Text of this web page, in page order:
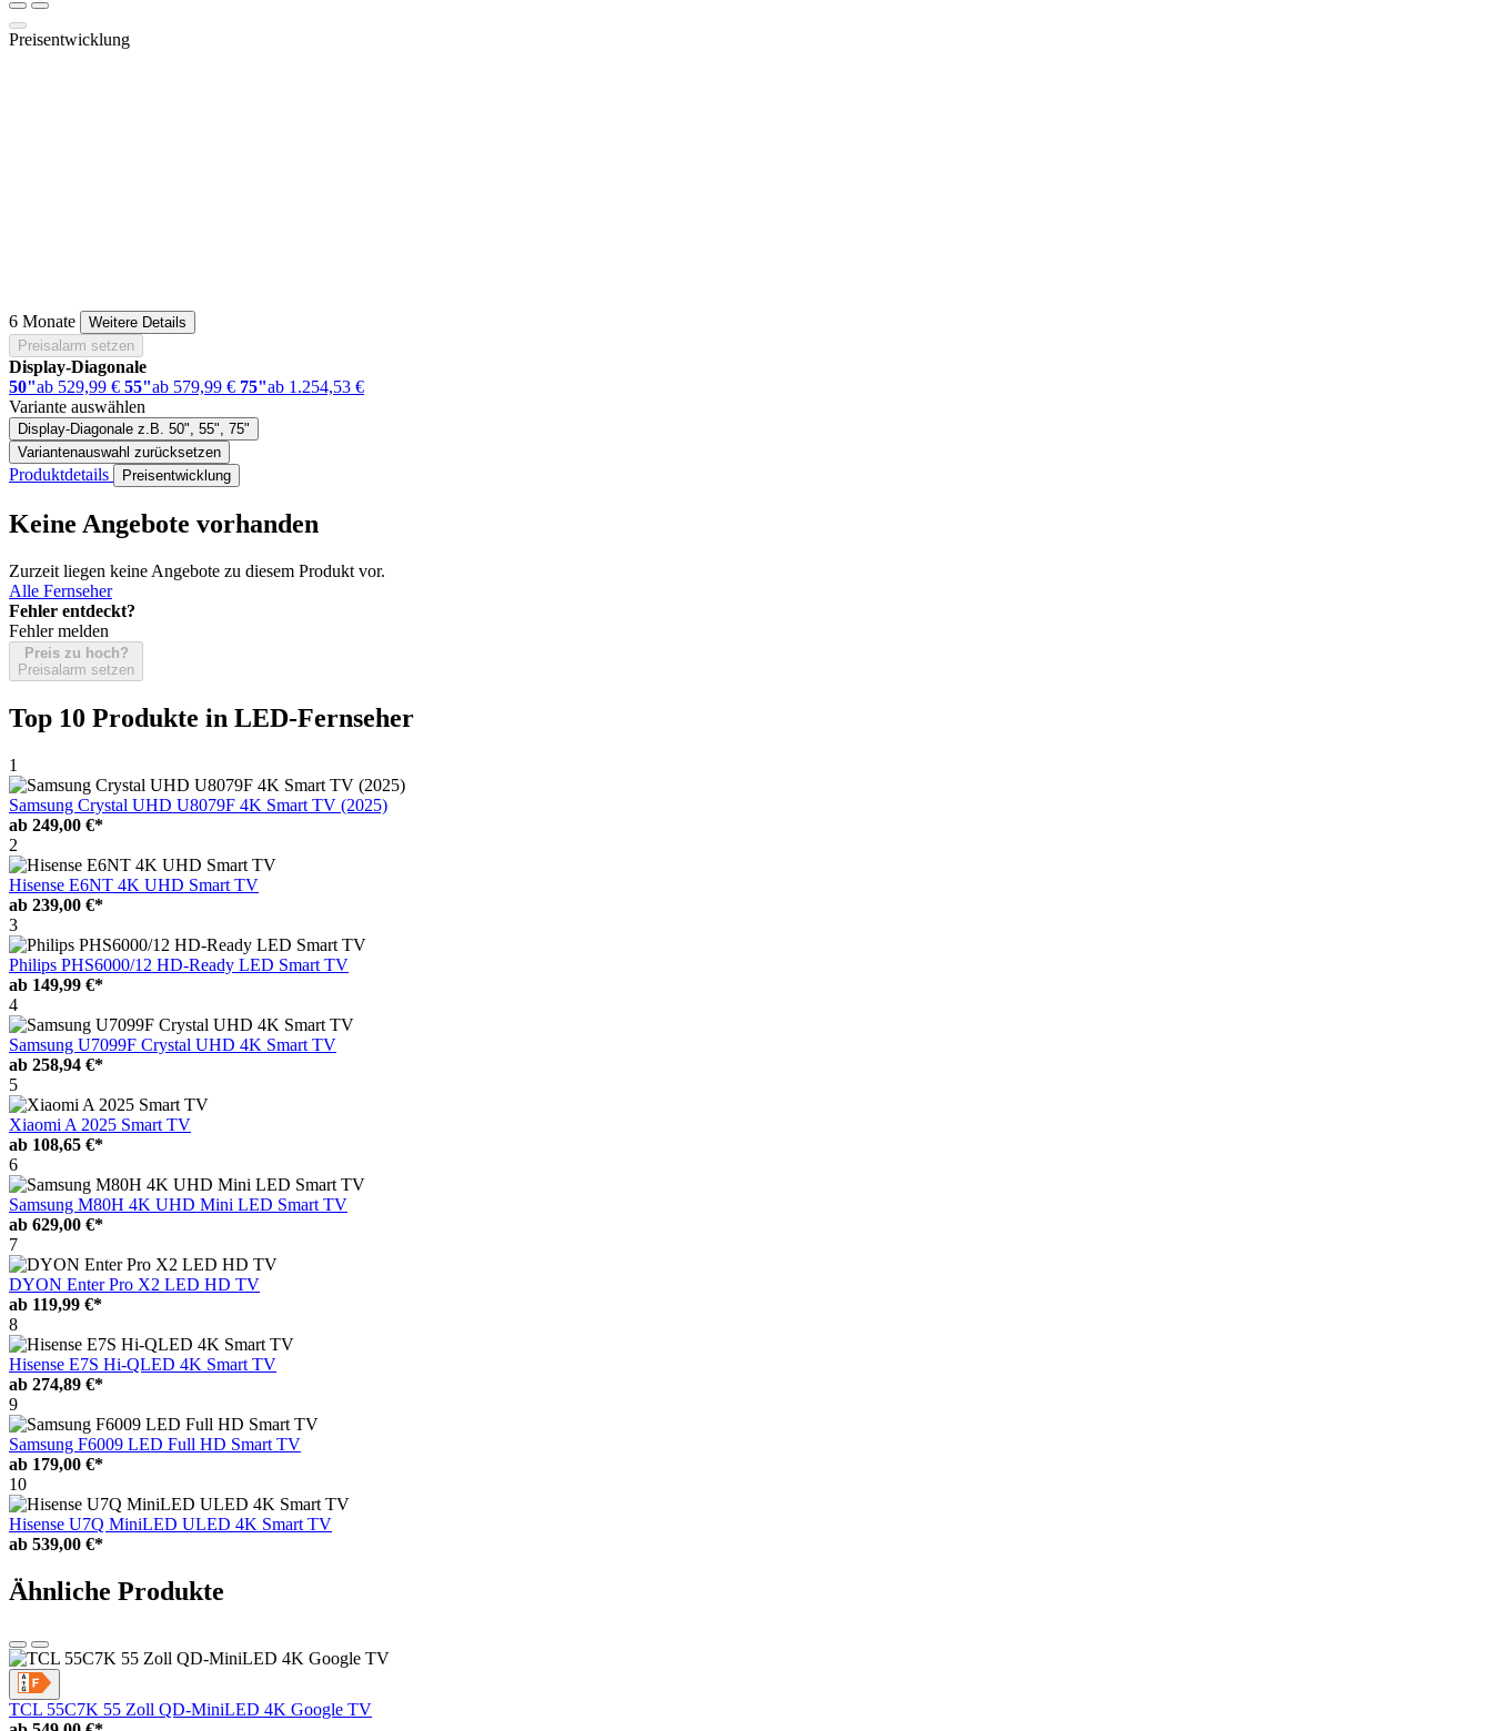
Preisentwicklung
6 Monate
Weitere Details
Preisalarm setzen
Display-Diagonale
50"ab 529,99 € 55"ab 579,99 € 75"ab 1.254,53 €
Variante auswählen
Display-Diagonale z.B. 50", 55", 75"
Variantenauswahl zurücksetzen
Produktdetails Preisentwicklung
Keine Angebote vorhanden
Zurzeit liegen keine Angebote zu diesem Produkt vor.
Alle Fernseher
Fehler entdeckt?
Fehler melden
Preis zu hoch?
Preisalarm setzen
Top 10 Produkte in LED-Fernseher
1
Samsung Crystal UHD U8079F 4K Smart TV (2025)
ab 249,00 €*
2
Hisense E6NT 4K UHD Smart TV
ab 239,00 €*
3
Philips PHS6000/12 HD-Ready LED Smart TV
ab 149,99 €*
4
Samsung U7099F Crystal UHD 4K Smart TV
ab 258,94 €*
5
Xiaomi A 2025 Smart TV
ab 108,65 €*
6
Samsung M80H 4K UHD Mini LED Smart TV
ab 629,00 €*
7
DYON Enter Pro X2 LED HD TV
ab 119,99 €*
8
Hisense E7S Hi-QLED 4K Smart TV
ab 274,89 €*
9
Samsung F6009 LED Full HD Smart TV
ab 179,00 €*
10
Hisense U7Q MiniLED ULED 4K Smart TV
ab 539,00 €*
Ähnliche Produkte
TCL 55C7K 55 Zoll QD-MiniLED 4K Google TV